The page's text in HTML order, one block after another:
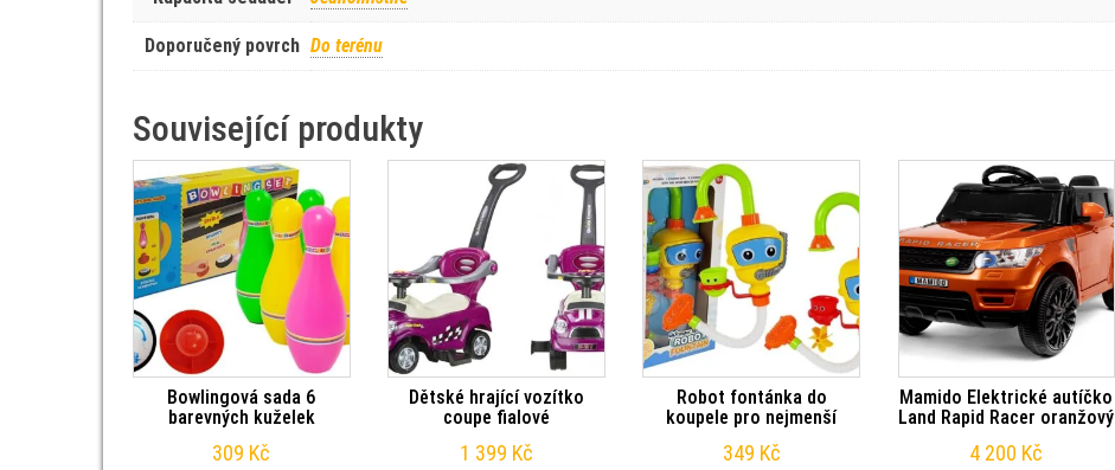
Doporučený povrch Do terénu
Související produkty
Bowlingová sada 6
barevných kuželek
309 Kč
Dětské hrající vozítko
coupe fialové
1 399 Kč
Robot fontánka do
koupele pro nejmenší
349 Kč
Mamido Elektrické autíčko
Land Rapid Racer oranžový
4 200 Kč